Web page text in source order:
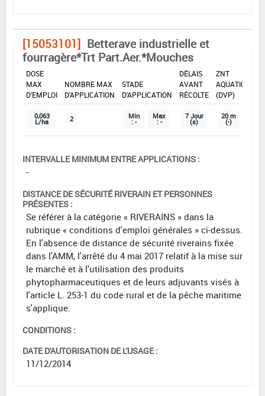
[15053101] Betterave industrielle et
fourragère*Trt Part.Aer.*Mouches
DOSE
MAX
D'EMPLOI
NOMBRE MAX
D'APPLICATION
STADE
D'APPLICATION
DÉLAIS
AVANT
RÉCOLTE
ZNT
AQUATIQUE
(DVP)
0,063
L/ha 2 Min
: -
Max
: -
7 Jour
(s)
20 m
(-)
INTERVALLE MINIMUM ENTRE APPLICATIONS :
-
DISTANCE DE SÉCURITÉ RIVERAIN ET PERSONNES
PRÉSENTES :
Se référer à la catégorie « RIVERAINS » dans la
rubrique « conditions d'emploi générales » ci-dessus.
En l'absence de distance de sécurité riverains fixée
dans l'AMM, l'arrêté du 4 mai 2017 relatif à la mise sur
le marché et à l'utilisation des produits
phytopharmaceutiques et de leurs adjuvants visés à
l'article L. 253-1 du code rural et de la pêche maritime
s'applique.
CONDITIONS :
DATE D'AUTORISATION DE L'USAGE :
11/12/2014